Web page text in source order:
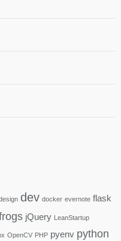
dev docker evernote flask
jQuery LeanStartup
OpenCV PHP pyenv python